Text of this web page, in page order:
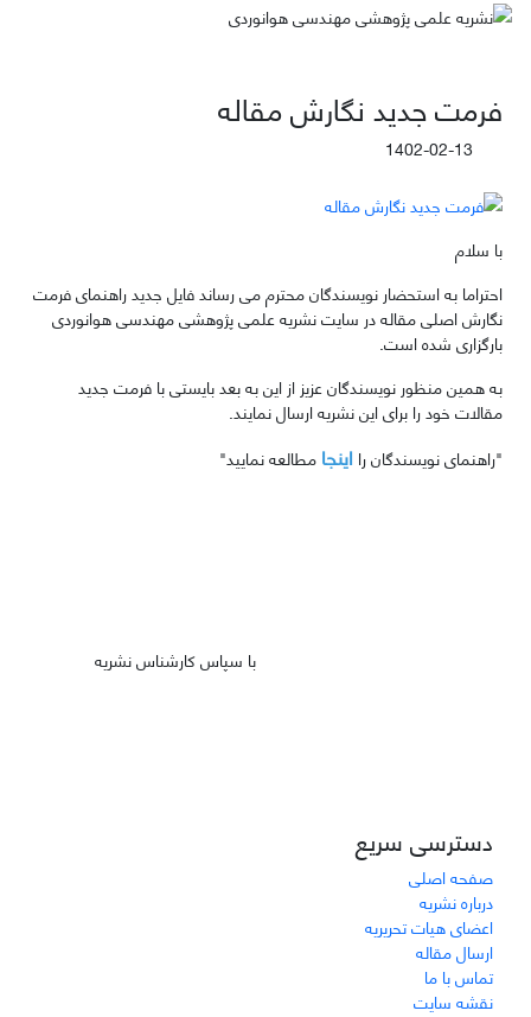
فرمت جدید نگارش مقاله
1402-02-13
با سلام
احتراما به استحضار نویسندگان محترم می رساند فایل جدید راهنمای فرمت
نگارش اصلی مقاله در سایت نشریه علمی پژوهشی مهندسی هوانوردی
بارگزاری شده است.
به همین منظور نویسندگان عزیز از این به بعد بایستی با فرمت جدید
مقالات خود را برای این نشریه ارسال نمایند.
"راهنمای نویسندگان را اینجا مطالعه نمایید"
با سپاس کارشناس نشریه
دسترسی سریع
صفحه اصلی
درباره نشریه
اعضای هیات تحریریه
ارسال مقاله
تماس با ما
نقشه سایت